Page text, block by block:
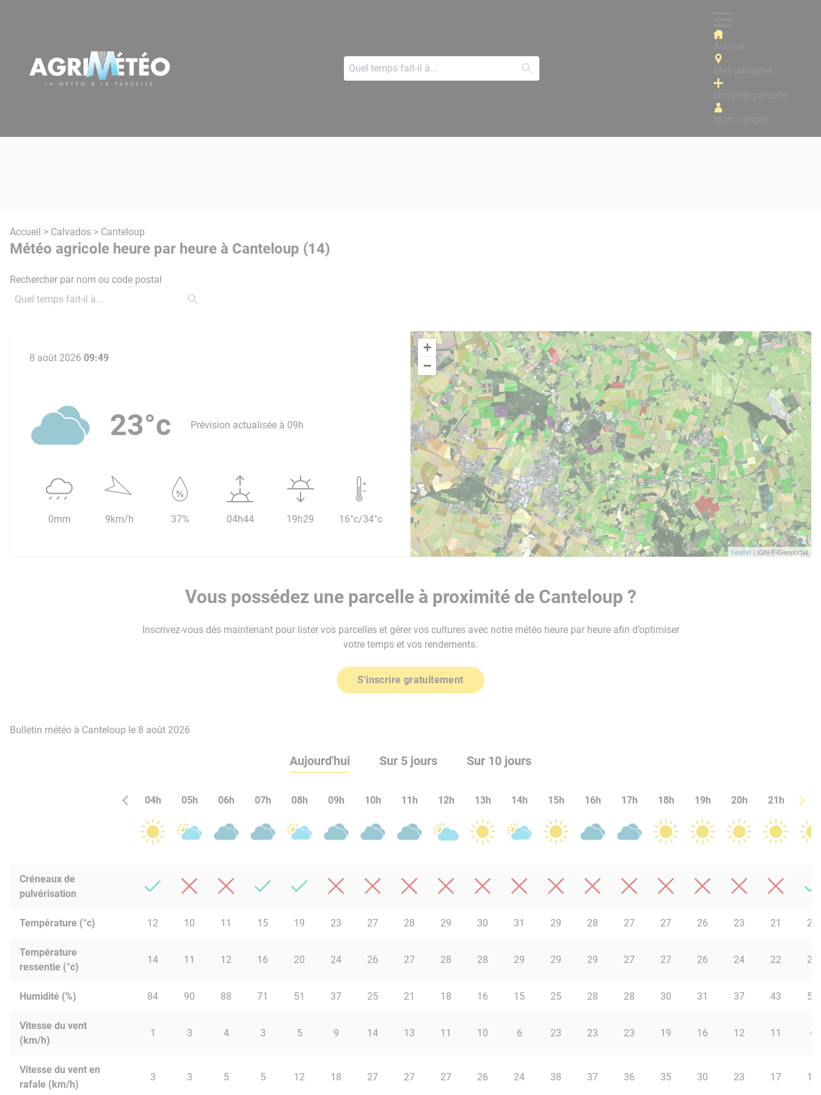
Accueil > Calvados > Canteloup
Météo agricole heure par heure à Canteloup (14)
Rechercher par nom ou code postal
+
−
Leaflet | IGN-F/Geoportail
8 août 2026 09:49
23°c Prévision actualisée à 09h
0mm 9km/h 37% 04h44 19h29 16°c/34°c
Vous possédez une parcelle à proximité de Canteloup ?
Inscrivez-vous dès maintenant pour lister vos parcelles et gérer vos cultures avec notre météo heure par heure afin d’optimiser
votre temps et vos rendements.
S'inscrire gratuitement
Bulletin météo à Canteloup le 8 août 2026
Aujourd'hui Sur 5 jours Sur 10 jours
04h 05h 06h 07h 08h 09h 10h 11h 12h 13h 14h 15h 16h 17h 18h 19h 20h 21h 22h
Créneaux de
pulvérisation
Température (°c) 12 10 11 15 19 23 27 28 29 30 31 29 28 27 27 26 23 21 20
Température
ressentie (°c)
14 11 12 16 20 24 26 27 28 28 29 29 29 27 27 26 24 22 21
Humidité (%) 84 90 88 71 51 37 25 21 18 16 15 25 28 28 30 31 37 43 51
Vitesse du vent
(km/h)
1 3 4 3 5 9 14 13 11 10 6 23 23 23 19 16 12 11 6
Vitesse du vent en
rafale (km/h)
3 3 5 5 12 18 27 27 27 26 24 38 37 36 35 30 23 17 16